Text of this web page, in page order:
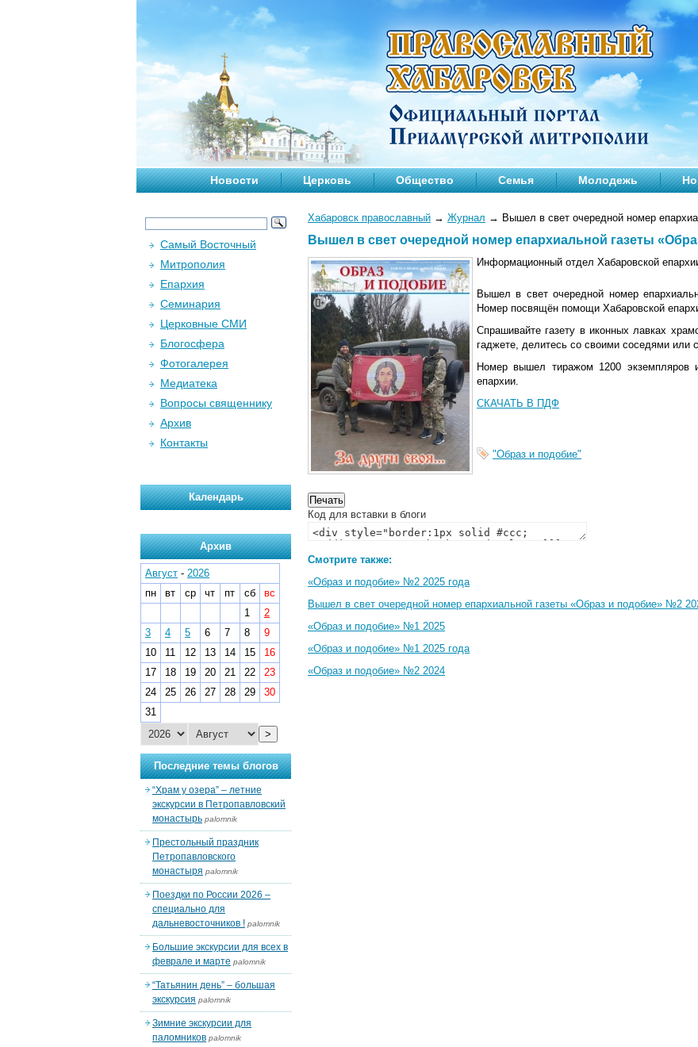
Новости Церковь Общество Семья Молодежь
Хабаровск православный → Журнал → Вышел в свет очередной номер
Вышел в свет очередной номер епархиальной газеты
Информационный отдел Хабаровской
Вышел в свет очередной номер
Номер посвящён помощи Хабаровской
Спрашивайте газету в иконных лавках
гаджете, делитесь со своими соседями или
Номер вышел тиражом 1200 экземпляров
епархии.
СКАЧАТЬ В ПДФ
"Образ и подобие"
Код для вставки в блоги
Смотрите также:
«Образ и подобие» №2 2025 года
Вышел в свет очередной номер епархиальной газеты «Образ и подобие» №2
«Образ и подобие» №1 2025
«Образ и подобие» №1 2025 года
«Образ и подобие» №2 2024
Самый Восточный
Митрополия
Епархия
Семинария
Церковные СМИ
Блогосфера
Фотогалерея
Медиатека
Вопросы священнику
Архив
Контакты
Календарь
Архив
Август - 2026
пн
вт ср чт пт сб
вс
1
2
3
4 5 6 7 8
9
10
11 12 13 14 15
16
17
18 19 20 21 22
23
24
25 26 27 28 29
30
31
>
Последние темы блогов
“Храм у озера” – летние
экскурсии в Петропавловский
монастырь palomnik
Престольный праздник
Петропавловского
монастыря palomnik
Поездки по России 2026 –
специально для
дальневосточников ! palomnik
Большие экскурсии для всех в
феврале и марте palomnik
“Татьянин день” – большая
экскурсия palomnik
Зимние экскурсии для
паломников palomnik